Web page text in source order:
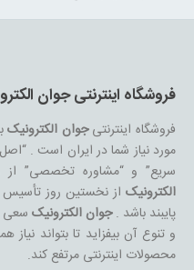
فروشگاه اینترنتی جوان
فروشگاه اینترنتیجوان الکترونیک
مورد نیاز شما در ایران است . “اصل
سریع” و “مشاوره تخصصی”
الکترونیکاز نخستین روز تأسیس
پایبند باشد .جوان الکترونیکسعی
و تنوع آن بیفزاید تا بتواند
محصولات اینترنتی مرتفع کند.